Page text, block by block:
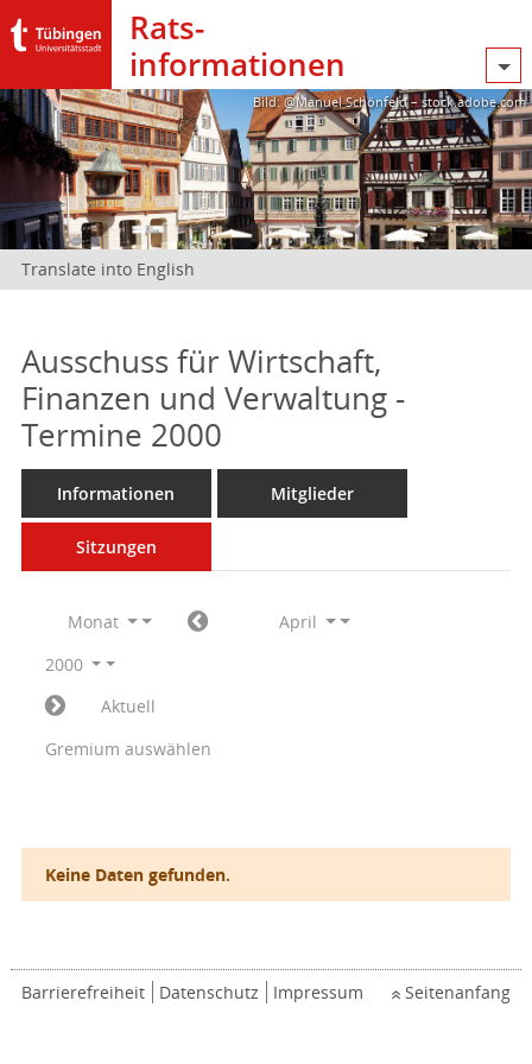
Rats­
informationen
Bild: @Manuel Schönfeld – stock.adobe.com
Translate into English
Ausschuss für Wirtschaft,
Finanzen und Verwaltung -
Termine 2000
Informationen Mitglieder
Sitzungen
Monat
April
2000
Aktuell
Gremium auswählen
Keine Daten gefunden.
Barrierefreiheit Datenschutz Impressum Seitenanfang